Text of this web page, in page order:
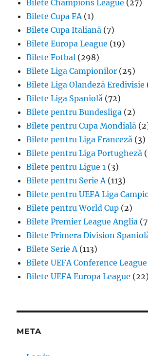
Bilete Champions League (27)
Bilete Cupa FA(1)
Bilete Cupa Italiană (7)
Bilete Europa League (19)
Bilete Fotbal (298)
Bilete Liga Campionilor (25)
Bilete Liga Olandeză Eredivisie
Bilete Liga Spaniolă (72)
Bilete pentru Bundesliga (2)
Bilete pentru Cupa Mondială
Bilete pentru Liga Franceză (3)
Bilete pentru Liga Portugheză
Bilete pentru Ligue 1 (3)
Bilete pentru Serie A(113)
Bilete pentru UEFA Liga
Bilete pentru World Cup (2)
Bilete Premier League Anglia
Bilete Primera Division
Bilete Serie A(113)
Bilete UEFA Conference League
Bilete UEFA Europa League (22)
META